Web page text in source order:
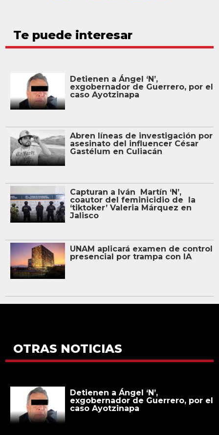
Te puede interesar
Detienen a Ángel ‘N’,
exgobernador de Guerrero, por el
caso Ayotzinapa
Abren líneas de investigación por
asesinato del influencer César
Gastélum en Culiacán
Capturan a Iván Martín ‘N’,
coautor del feminicidio de la
‘tiktoker’ Valeria Márquez en
Jalisco
UNAM aplicará examen de control
presencial por trampa con IA
OTRAS NOTICIAS
Detienen a Ángel ‘N’,
exgobernador de Guerrero, por el
caso Ayotzinapa